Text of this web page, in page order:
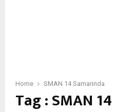
Home SMAN 14 Samarinda
Tag : SMAN